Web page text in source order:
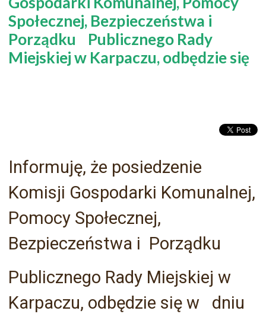
Społecznej, Bezpieczeństwa i
Porządku Publicznego Rady
Miejskiej w Karpaczu, odbędzie się
Informuję, że posiedzenie
Komisji Gospodarki Komunalnej,
Pomocy Społecznej,
Bezpieczeństwa i Porządku
Publicznego Rady Miejskiej w
Karpaczu, odbędzie się w dniu